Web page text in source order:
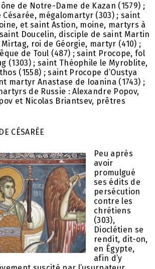
de Notre-Dame de Kazan (1579) ;
mégalomartyr (303) ; saint
et saint Astion, moine, martyrs à
Doucelin, disciple de saint Martin
roi de Géorgie, martyr (410) ;
de Toul (487) ; saint Procope, fol
(1303) ; saint Théophile le Myroblite,
(1558) ; saint Procope d’Oustya
martyr Anastase de Ioanina (1743) ;
de Russie : Alexandre Popov,
et Nicolas Briantsev, prêtres
CÉSARÉE
Peu après avoir promulgué ses édits de persécution contre les chrétiens (303), Dioclétien se rendit, dit-on, en Égypte, afin d’y réprimer le soulèvement suscité par l’usurpateur Achille. Une fois la victoire acquise et son autorité confirmée, il se rendit à Antioche, où la majorité des habitants s’étaient détournés du culte des idoles pour adorer le Christ, le seul vrai Dieu et Sauveur. Il offrit un sacrifice dans le temple d’Apollon de Daphni, puis retourna en ville pour y recevoir l’hommage des notables. Une noble femme païenne, Théodosie, originaire de Jérusalem et veuve d’un chrétien nommé Christophore, vint présenter à l’empereur son fils Néanie, avec une grande quantité d’or et d’argent en présent, et sollicita du souverain qu’il prît le jeune homme à son service. Néanie attira aussitôt la sympathie de Dioclétien et reçut le titre de duc d’Alexandrie, avec pour mission d’y pourchasser les chrétiens et d’exécuter ceux qui resteraient rebelles aux édits impériaux. Néanie s’étant mis en route pour Alexandrie, à la tête de deux cohortes de soldats, dirigées par les tribuns Nicostrate et Antiochus, ils firent halte à Apamée de Syrie, d’où ils repartirent la nuit tombée pour éviter les ardeurs du soleil. Ils avaient franchi environ trente milles, quand un éclair fendit soudain le ciel et une voix se fit entendre : « Néanie, où vas-tu ? et contre qui pars-tu en guerre ? » Et elle l’avertit que la persécution qu’il s’apprêtait à faire subir aux chrétiens provoquerait sa mort et sa damnation éternelle. Poussée par les bonnes dispositions de sa conscience, Néanie répondit à cette voix en l’appelant « Seigneur ». Une immense croix à l’aspect de cristal resplendit alors dans le ciel et une voix en sortit, disant : « Je suis Jésus, le Crucifié, le Fils de Dieu. » Le bienheureux fut alors instruit de tout le Mystère du Salut, et le Christ ajouta : « Puisque tu m’as vu, tu deviendras un vase d’élection. Par ce signe tu vaincras tous tes adversaires. Que ma paix soit avec toi. » Une fois la vision dissipée, Néanie se rendit en hâte à Scythopolis, où il fit confectionner, par un orfèvre juif, une croix d’argent, d’après le modèle de celle qui lui était apparue. Aussitôt cette croix achevée, trois images y apparurent gravées avec des inscriptions en hébreu : sur la partie supérieure était écrit « Emmanuel », sur un côté « Michel » et sur l’autre « Gabriel ». Il baisa avec respect la croix et ces images « non-faites de main d’homme » , et retourna à Jérusalem. Des bandes de Bédouins pillaient chaque année les villes de la région et enlevaient les jeunes filles nobles pour en faire leurs épouses. Cette année-là, comme la menace pesait de nouveau sur Jérusalem, les notables vinrent supplier Néanie d’intervenir avec ses troupes pour les défendre. Le saint saisit la croix, qu’il tenait jusqu’alors cachée, et s’élança au combat en invoquant le Nom du Christ. Plus de six milles Agaréniens tombèrent sous leurs coups, mais pas un de ses hommes ne fut blessé. De retour en ville, il annonça la nouvelle de sa victoire à sa mère qui, païenne endurcie, l’attribua à la protection des dieux et l’invita à offrir un sacrifice d’actions de grâces en leur honneur. Le saint lui répondit que c’était par la puissance du Christ qu’il avait remporté cette victoire et, entraînant sa mère dans la pièce où se trouvaient les idoles de la famille, il les réduisit en morceaux. Oubliant tout sentiment maternel et possédée par la colère, Théodosie alla dénoncer son fils à l’empereur Dioclétien qui chargea le gouverneur de Césarée de Palestine, Ulcien (ou Ulcius), de mener l’enquête. Néanie déchira devant le gouverneur la lettre impériale, en déclarant qu’il préférait s’offrir lui-même en sacrifice pour le Christ plutôt que d’offrir un culte insensé aux faux dieux, et, détachant sa ceinture, il la lui jeta avec mépris au visage. Ulcien ordonna de le charger d’entraves et de le conduire à Césarée, la métropole de Palestine, pour y être livré à la fustigation devant toute la population. Comme certains des assistants pleuraient en le voyant torturé, le vaillant athlète du Christ leur cria : « Ne pleurez pas sur moi, mais plutôt sur la perte de votre âme. Quel avantage obtiendrons-nous si notre corps trouve le repos en cette vie, et que notre âme soit éternellement damnée ? Quant à moi, je me réjouis, comme le cultivateur qui jette sa semence en perspective des futures récompenses. » Jeté en prison à demi mort et baignant dans son sang après avoir été torturé toute la journée, le Christ lui apparut en gloire, au milieu d’un chœur angélique. Il le délivra de ses liens et lui dit : « Tu seras désormais nommé Procope, car tu vas “progresser” dans la vertu, jusqu’à trouver la perfection du martyre, et tu offriras à Dieu un grand nombre d’âmes. » Le Seigneur le guérit de toutes ses blessures, et lui communiqua par cette vision vaillance et audace, de sorte qu’il était prêt désormais à endurer toutes les épreuves suscitées par les serviteurs des démons, pour faire triompher la Vérité. Les gardes vinrent peu après le tirer du cachot, et il se présenta devant le gouverneur, le visage resplendissant comme le soleil et le corps indemne tel un drap immaculé. Comme Ulcien attribuait ce miracle à la protection des dieux, à sa grande surprise, Procope proposa lui-même de se rendre au temple pour leur offrir un digne sacrifice. Toute à la joie de leur victoire, les païens jonchèrent le chemin de vêtements blancs et des hérauts convoquèrent toute la population. Parvenu devant le temple, le saint demanda à y entrer seul pour y prier. Fermant les portes derrière lui, Procope éleva une fervente prière au Christ, et dès qu’il fit le signe de la croix trente-six statues s’effondrèrent et se liquéfièrent. Devant ce prodige, les deux tribuns, Nicostrate et Antiochus, ainsi que d’autres soldats de sa troupe, confessèrent le vrai Dieu. Par crainte d’une rébellion, le gouverneur n’osa pas les châtier immédiatement, aussi vinrent-ils de nuit trouver le saint dans sa prison, pour lui demander de les enrôler dans l’armée du Roi du Ciel. Procope les confia au geôlier Tertios, qui était son ami et le réconfortait dans ses épreuves, pour qu’il les conduise auprès de l’évêque Léonce, qui les baptisa. Convoqués peu après par Ulcien, les néophytes furent décapités sous les yeux de saint Procope, et un homme respectable de la cité, Eulalios, alla enterrer leurs corps. Douze femmes de rang sénatorial, qui avaient cru au Christ au spectacle des merveilles accomplies par le saint martyr, furent arrêtées et jetées dans la même prison. Saint Procope les instruisit toute la nuit sur la doctrine du Salut, et les exhorta à ne point craindre les tourments passagers qui les délivreront de l’enfer et les rendront immortelles. Au matin, elles furent présentées devant le tyran dans l’amphithéâtre et sommées de sacrifier. Contemplant l’endurance surnaturelle de ces saintes martyres sous les supplices, la mère du saint, Théodosie, fut touchée par la grâce divine et, rejetant toute gloire et tout souci de ce monde, elle s’écria : « Je suis, moi aussi, servante du Crucifié ! » Jetée en prison, elle soigna les blessures des douze martyres et fut préparée au saint baptême par son fils, qui l’exhortait au martyre en lui disant : « Accompagne-nous, pour voir le Dieu invisible, au ciel, avec des yeux immortels. » Une fois baptisée par l’évêque Léonce, elle se joignit avec zèle au chœur des douze martyres. Après une nouvelle comparution au tribunal, au cours de laquelle Théodosie fit la plus ardente confession de foi, elles furent toutes soumises à la torture : on leur brisa les mâchoires, on leur arracha les seins, on leur brûla les aisselles en y plaçant des boules de plomb. Comme toutes restaient inébranlables, le gouverneur les fit attacher ensemble et ordonna de les décapiter. Quelques jours après, saint Procope fut de nouveau soumis à la question et, alors qu’il subissait la torture, il guérit une fillette tourmentée par le démon. Il restait dans les supplices aussi inébranlable que le roc battu par les vagues, si bien que le gouverneur Ulcien, affligé de son échec, fut pris d’une violente fièvre et rendit l’âme. Un autre gouverneur, Flavien, tout aussi féroce envers les chrétiens, fut nommé à sa place. Il convoqua aussitôt saint Procope, qui prononça une brillante apologie de la doctrine du Christ, démontrant que mêmes les sages païens avaient eu l’intuition du seul vrai Dieu. Furieux, Flavien ordonna à un soldat, Archélaos, de décapiter le saint ; mais dès que ce dernier leva son glaive, il eut la main paralysée et expira. Six jours après, le saint fut de nouveau présenté au tribunal. Accusé de magie, il s’offrit de bon gré à la torture et, sous les coups, il continuait à se moquer du magistrat impuissant. Après l’avoir fait frapper de nerfs de bœuf et lui avoir appliqué sur le corps des charbons ardents, Flavien fit poser de force la main du saint, emplie d’encens, sur le foyer d’un autel idolâtre, afin que sous l’effet de la brûlure, il jetât l’encens sur l’autel en signe de sacrifice. Mais, toute sa volonté restant fixée en Dieu, le saint garda la main immobile sur le brasier pendant deux heures, jusqu’à ce qu’elle fût complètement calcinée. Flavien s’émerveilla de cette endurance surnaturelle, mais ayant endurci son cœur comme Pharaon jadis, il livra Procope à de nouvelles tortures. Ayant été suspendu, les membres distendus par deux lourdes pierres, il fut ensuite précipité dans une fournaise ardente. Les soldats qui se trouvaient à proximité furent brûlés, mais le saint resta indemne, comme les trois Jeunes Gens à Babylone. Flavien prononça alors la sentence de mort. Parvenu sur les lieux de l’exécution, saint Procope demanda à ses bourreaux la grâce d’une dernière prière, et, se tournant vers l’Orient, il intercéda pour la ville, afin que Dieu envoie la Lumière de sa connaissance à ses habitants, qu’Il guérisse ses malades, qu’Il vienne en aide aux indigents et qu’Il accorde sa grâce à tous ceux qui ho